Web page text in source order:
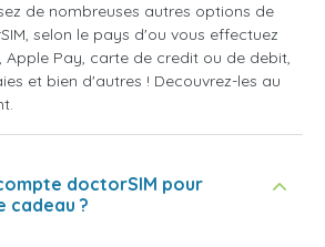
de nombreuses autres options de
selon le pays d'ou vous effectuez
Apple Pay, carte de credit ou de debit,
et bien d'autres ! Decouvrez-les au
doctorSIM pour
cadeau ?